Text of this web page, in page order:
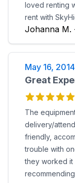
loved renting
rent with
Johanna M.
May 16, 2014
Great
The
delivery/
friendly,
trouble with
they worked it